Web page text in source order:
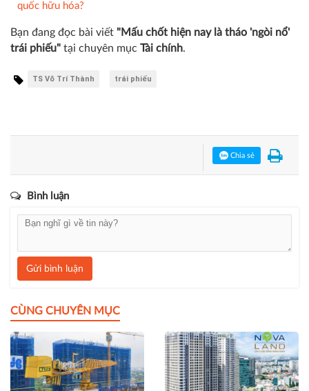
quốc hữu hóa?
Bạn đang đọc bài viết "Mấu chốt hiện nay là tháo 'ngòi nổ'
trái phiếu" tại chuyên mục Tài chính.
TS Võ Trí Thành trái phiếu
Chia sẻ
Bình luận
Gửi bình luận
CÙNG CHUYÊN MỤC